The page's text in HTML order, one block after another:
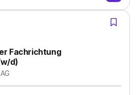
Fachrichtung
d)